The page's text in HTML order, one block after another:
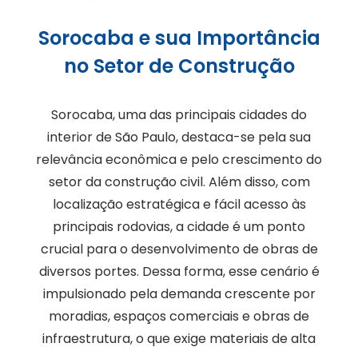
Sorocaba e sua Importância
no Setor de Construção
Sorocaba, uma das principais cidades do
interior de São Paulo, destaca-se pela sua
relevância econômica e pelo crescimento do
setor da construção civil. Além disso, com
localização estratégica e fácil acesso às
principais rodovias, a cidade é um ponto
crucial para o desenvolvimento de obras de
diversos portes. Dessa forma, esse cenário é
impulsionado pela demanda crescente por
moradias, espaços comerciais e obras de
infraestrutura, o que exige materiais de alta